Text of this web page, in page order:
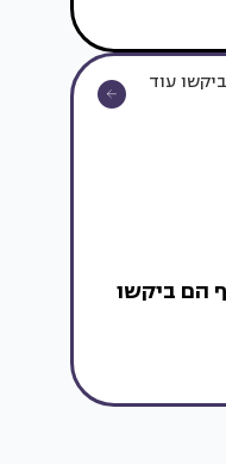
הם ביקשו